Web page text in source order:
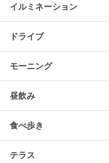
イルミネーション
ドライブ
モーニング
昼飲み
食べ歩き
テラス